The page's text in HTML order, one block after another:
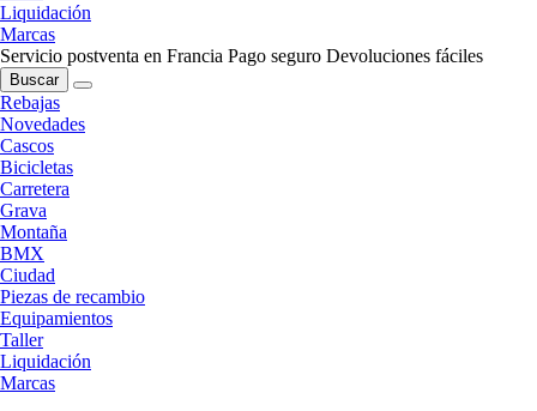
Liquidación
Marcas
Servicio postventa en Francia Pago seguro Devoluciones fáciles
Buscar
Rebajas
Novedades
Cascos
Bicicletas
Carretera
Grava
Montaña
BMX
Ciudad
Piezas de recambio
Equipamientos
Taller
Liquidación
Marcas